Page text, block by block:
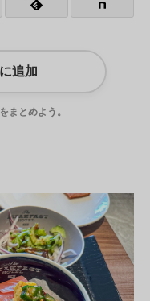
追加
まとめよう。